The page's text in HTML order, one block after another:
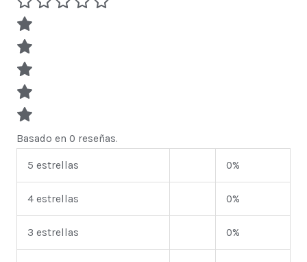
Basado en 0 reseñas.
5 estrellas 0%
4 estrellas 0%
3 estrellas 0%